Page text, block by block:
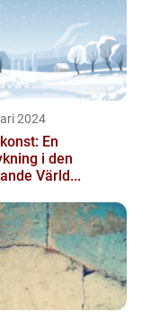
2024
En
i den
Värld...